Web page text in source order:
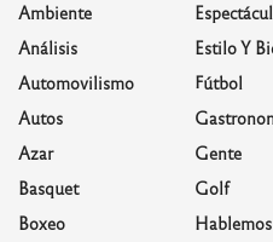
Ambiente
Análisis
Automovilismo
Autos
Azar
Basquet
Boxeo
Estilo Y
Fútbol
Gente
Golf